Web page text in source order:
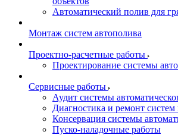
Автоматический полив для
Монтаж систем автополива
Проектно-расчетные работы
Проектирование системы
Сервисные работы
Аудит системы
Диагностика и ремонт систем
Консервация системы
Пуско-наладочные работы